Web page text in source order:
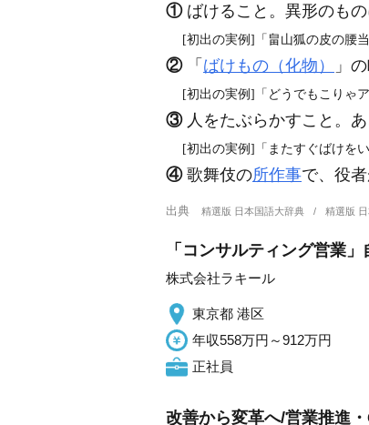
①ばけること。異形のもの
[初出の実例]「畠山狐の皮の腰
②「 ばけもの（化物） 」の
[初出の実例]「どうでもこりゃ
③人をたぶらかすこと。あ
[初出の実例]「またすぐばけを
④歌舞伎の所作事で、役
出典 精選版 日本国語大辞典 精選版
「コンサルティング営業
株式会社ラキール
東京都 港区
年収558万円～912万円
正社員
改善から変革へ/営業推進